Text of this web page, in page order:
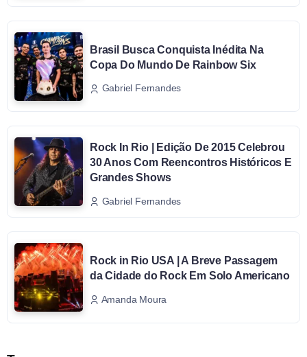
Brasil Busca Conquista Inédita Na
Copa Do Mundo De Rainbow Six
Gabriel Fernandes
Rock In Rio | Edição De 2015 Celebrou
30 Anos Com Reencontros Históricos E
Grandes Shows
Gabriel Fernandes
Rock in Rio USA | A Breve Passagem
da Cidade do Rock Em Solo Americano
Amanda Moura